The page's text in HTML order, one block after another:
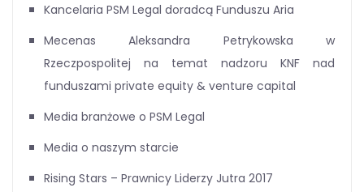
Kancelaria PSM Legal doradcą Funduszu Aria
Mecenas Aleksandra Petrykowska w
Rzeczpospolitej na temat nadzoru KNF nad
funduszami private equity & venture capital
Media branżowe o PSM Legal
Media o naszym starcie
Rising Stars – Prawnicy Liderzy Jutra 2017